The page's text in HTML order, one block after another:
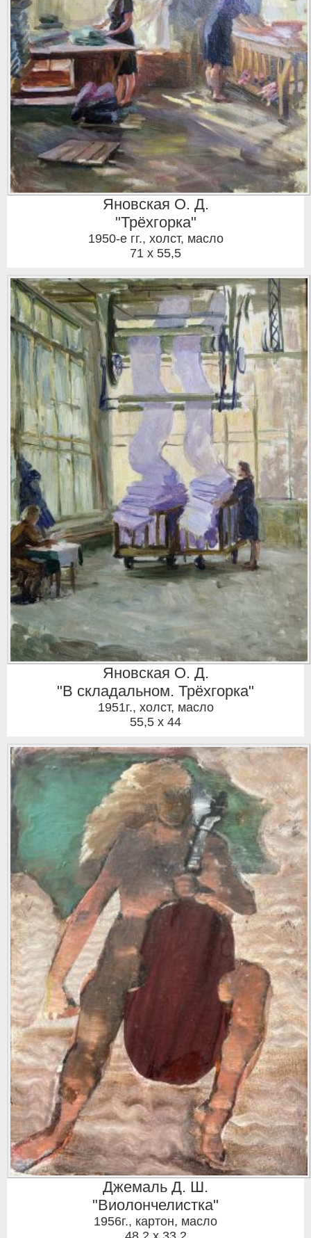
Яновская О. Д.
"Трёхгорка"
1950-е гг., холст, масло
71 x 55,5
Яновская О. Д.
"В складальном. Трёхгорка"
1951г., холст, масло
55,5 x 44
Джемаль Д. Ш.
"Виолончелистка"
1956г., картон, масло